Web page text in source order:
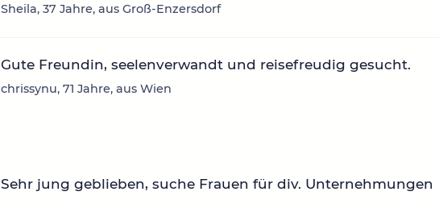
Sheila, 37 Jahre, aus Groß-Enzersdorf
Gute Freundin, seelenverwandt und reisefreudig gesucht.
chrissynu, 71 Jahre, aus Wien
Sehr jung geblieben, suche Frauen für div. Unternehmungen